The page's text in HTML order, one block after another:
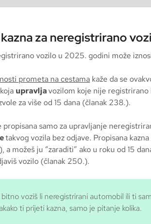
za neregistrirano
vozilo u 2025. godini može
prometa na cestama kaže da se
upravljavozilom koje nije
za više od 15 dana (članak 238.).
propisana samo za upravljanje
takvog vozila bez odjave. Propisana
a možeš ju “zaraditi” ako u roku od 15
vozilo (članak 250.).
voziš li neregistrirani automobil ili ti
ti prijeti kazna, samo je pitanje kolika.